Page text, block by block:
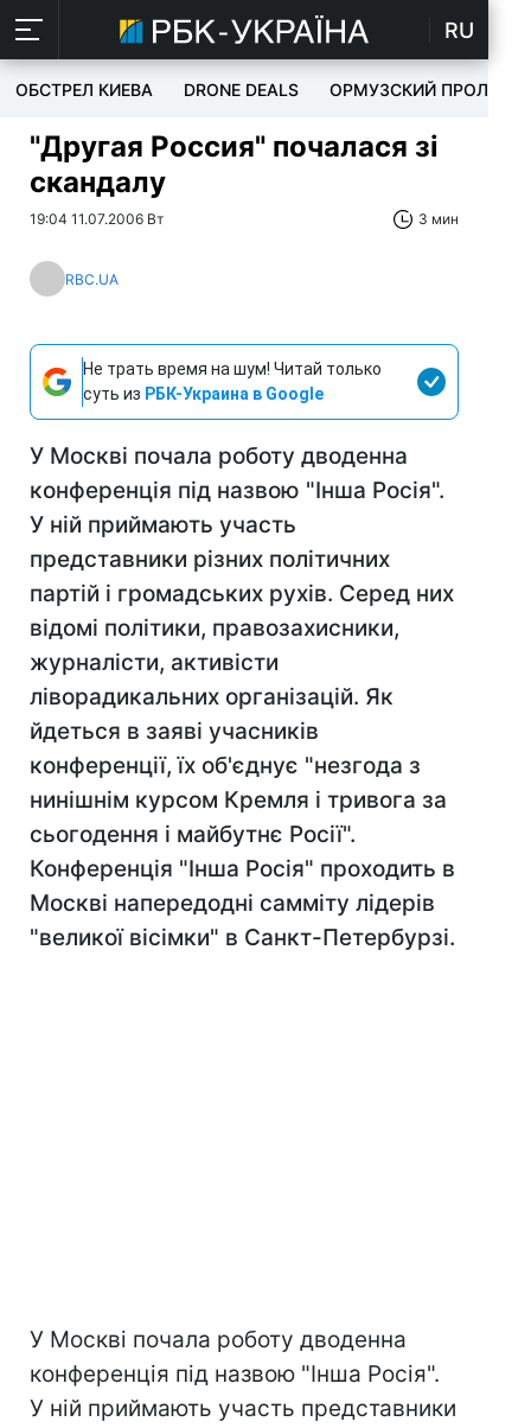
RU
ОБСТРЕЛ КИЕВА DRONE DEALS ОРМУЗСКИЙ ПРОЛИВ
"Другая Россия" почалася зі
скандалу
19:04 11.07.2006 Вт 3 мин
RBC.UA
Не трать время на шум! Читай только
суть из РБК-Украина в Google
У Москві почала роботу дводенна
конференція під назвою "Інша Росія".
У ній приймають участь
представники різних політичних
партій і громадських рухів. Серед них
відомі політики, правозахисники,
журналісти, активісти
ліворадикальних організацій. Як
йдеться в заяві учасників
конференції, їх об'єднує "незгода з
нинішнім курсом Кремля і тривога за
сьогодення і майбутнє Росії".
Конференція "Інша Росія" проходить в
Москві напередодні самміту лідерів
"великої вісімки" в Санкт-Петербурзі.
У Москві почала роботу дводенна
конференція під назвою "Інша Росія".
У ній приймають участь представники